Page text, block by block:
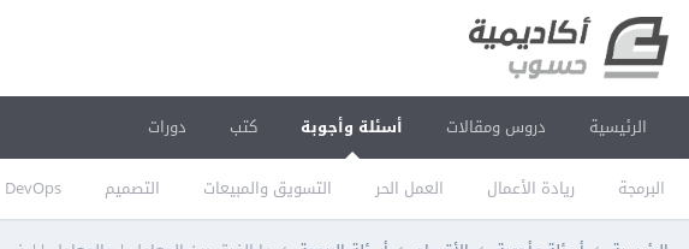
الرئيسية دروس ومقالات أسئلة وأجوبة
البرمجة ريادة الأعمال العمل الحر التسويق والمبيعات التصميم DevOps
كتب دورات